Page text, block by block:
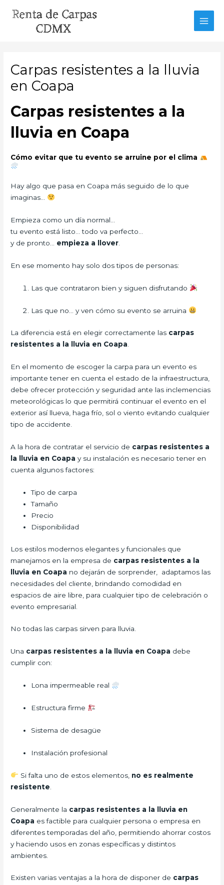
Carpas resistentes a la lluvia
en Coapa
Carpas resistentes a la
lluvia en Coapa
Cómo evitar que tu evento se arruine por el clima
Hay algo que pasa en Coapa más seguido de lo que
imaginas…
Empieza como un día normal…
tu evento está listo… todo va perfecto…
y de pronto… empieza a llover
En ese momento hay solo dos tipos de personas:
Las que contrataron bien y siguen disfrutando
Las que no… y ven cómo su evento se arruina
La diferencia está en elegir correctamente las carpas
resistentes a la lluvia en Coapa.
En el momento de escoger la carpa para un evento es
importante tener en cuenta el estado de la infraestructura,
debe ofrecer protección y seguridad ante las inclemencias
meteorológicas lo que permitirá continuar el evento en el
exterior así llueva, haga frío, sol o viento evitando cualquier
tipo de accidente.
A la hora de contratar el servicio de carpas resistentes a
la lluvia en Coapa y su instalación es necesario tener en
cuenta algunos factores:
Tipo de carpa
Tamaño
Precio
Disponibilidad
Los estilos modernos elegantes y funcionales que
manejamos en la empresa de carpas resistentes a la
lluvia en Coapa no dejarán de sorprender, adaptamos las
necesidades del cliente, brindando comodidad en
espacios de aire libre, para cualquier tipo de celebración o
evento empresarial.
No todas las carpas sirven para lluvia.
Una carpas resistentes a la lluvia en Coapa debe
cumplir con:
Lona impermeable real
Estructura firme
Sistema de desagüe
Instalación profesional
Si falta uno de estos elementos, no es realmente
resistente
Generalmente la carpas resistentes a la lluvia en
Coapa es factible para cualquier persona o empresa en
diferentes temporadas del año, permitiendo ahorrar costos
y haciendo usos en zonas específicas y distintos
ambientes.
Existen varias ventajas a la hora de disponer de carpas